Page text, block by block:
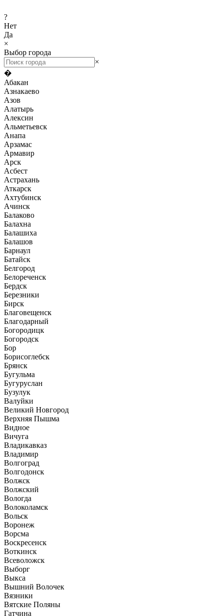
?
Нет
Да
×
Выбор города
×
�
Абакан
Азнакаево
Азов
Алатырь
Алексин
Альметьевск
Анапа
Арзамас
Армавир
Арск
Асбест
Астрахань
Аткарск
Ахтубинск
Ачинск
Балаково
Балахна
Балашиха
Балашов
Барнаул
Батайск
Белгород
Белореченск
Бердск
Березники
Бирск
Благовещенск
Благодарный
Богородицк
Богородск
Бор
Борисоглебск
Брянск
Бугульма
Бугуруслан
Бузулук
Валуйки
Великий Новгород
Верхняя Пышма
Видное
Вичуга
Владикавказ
Владимир
Волгоград
Волгодонск
Волжск
Волжский
Вологда
Волоколамск
Вольск
Воронеж
Ворсма
Воскресенск
Воткинск
Всеволожск
Выборг
Выкса
Вышний Волочек
Вязники
Вятские Поляны
Гатчина